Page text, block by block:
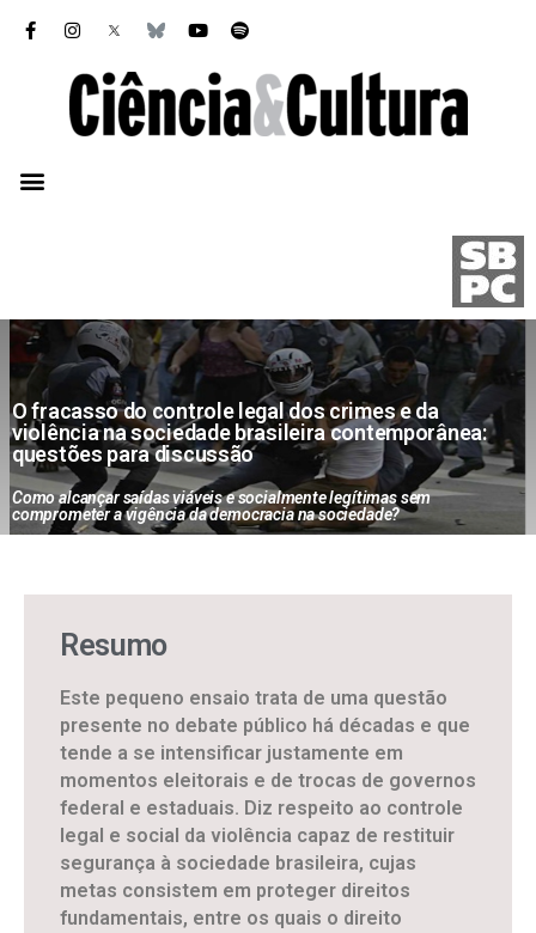
O fracasso do controle legal dos crimes e da
violência na sociedade brasileira contemporânea:
questões para discussão
Como alcançar saídas viáveis e socialmente legítimas sem
comprometer a vigência da democracia na sociedade?
Resumo
Este pequeno ensaio trata de uma questão
presente no debate público há décadas e que
tende a se intensificar justamente em
momentos eleitorais e de trocas de governos
federal e estaduais. Diz respeito ao controle
legal e social da violência capaz de restituir
segurança à sociedade brasileira, cujas
metas consistem em proteger direitos
fundamentais, entre os quais o direito